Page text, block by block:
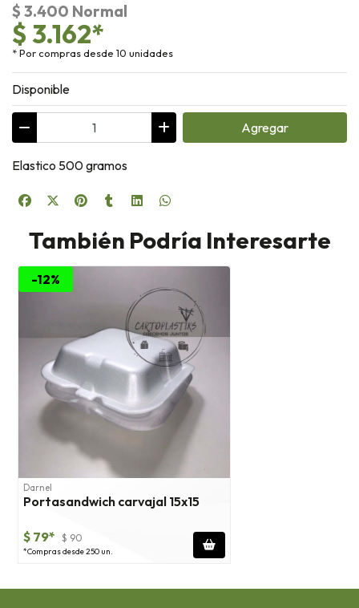
$ 3.400 Normal
$ 3.162*
* Por compras desde 10 unidades
Disponible
Agregar
Elastico 500 gramos
También Podría Interesarte
-12%
Darnel
Portasandwich carvajal 15x15
$ 79* $ 90
*Compras desde 250 un.